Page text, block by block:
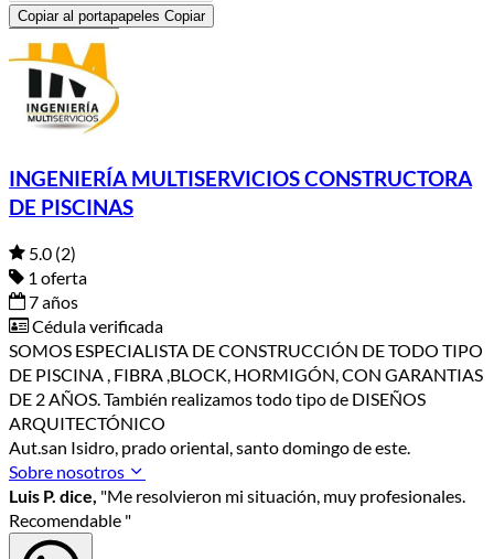
Copiar al portapapeles Copiar
INGENIERÍA MULTISERVICIOS CONSTRUCTORA
DE PISCINAS
5.0 (2)
1 oferta
7 años
Cédula verificada
SOMOS ESPECIALISTA DE CONSTRUCCIÓN DE TODO TIPO
DE PISCINA , FIBRA ,BLOCK, HORMIGÓN, CON GARANTIAS
DE 2 AÑOS. También realizamos todo tipo de DISEÑOS
ARQUITECTÓNICO
Aut.san Isidro, prado oriental, santo domingo de este.
Sobre nosotros
Luis P. dice, "Me resolvieron mi situación, muy profesionales.
Recomendable "